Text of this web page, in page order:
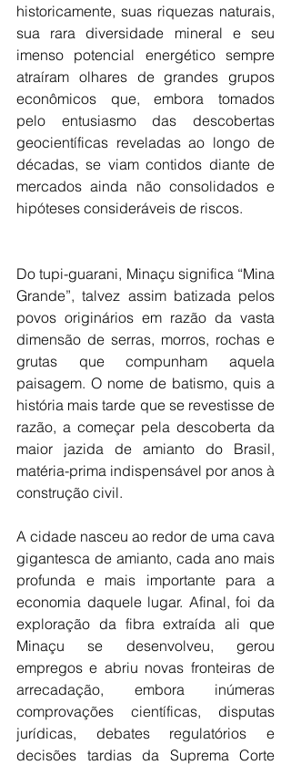
historicamente, suas riquezas naturais,
sua rara diversidade mineral e seu
imenso potencial energético sempre
atraíram olhares de grandes grupos
econômicos que, embora tomados
pelo entusiasmo das descobertas
geocientíficas reveladas ao longo de
décadas, se viam contidos diante de
mercados ainda não consolidados e
hipóteses consideráveis de riscos.
Do tupi-guarani, Minaçu significa “Mina
Grande”, talvez assim batizada pelos
povos originários em razão da vasta
dimensão de serras, morros, rochas e
grutas que compunham aquela
paisagem. O nome de batismo, quis a
história mais tarde que se revestisse de
razão, a começar pela descoberta da
maior jazida de amianto do Brasil,
matéria-prima indispensável por anos à
construção civil.
A cidade nasceu ao redor de uma cava
gigantesca de amianto, cada ano mais
profunda e mais importante para a
economia daquele lugar. Afinal, foi da
exploração da fibra extraída ali que
Minaçu se desenvolveu, gerou
empregos e abriu novas fronteiras de
arrecadação, embora inúmeras
comprovações científicas, disputas
jurídicas, debates regulatórios e
decisões tardias da Suprema Corte